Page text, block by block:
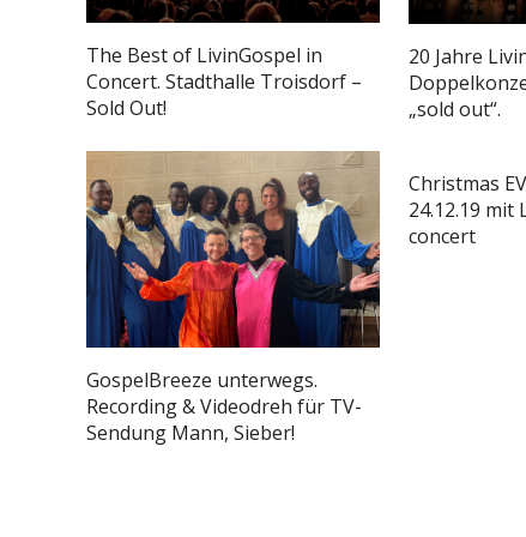
The Best of LivinGospel in
Concert. Stadthalle Troisdorf –
Sold Out!
20 Jahre
„sold out“.
GospelBreeze unterwegs.
Recording & Videodreh für TV-
Sendung Mann, Sieber!
Christmas
24.12.19 mit
concert